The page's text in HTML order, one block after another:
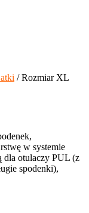
/ Rozmiar XL
w systemie
dla otulaczy PUL (z
spodenki),